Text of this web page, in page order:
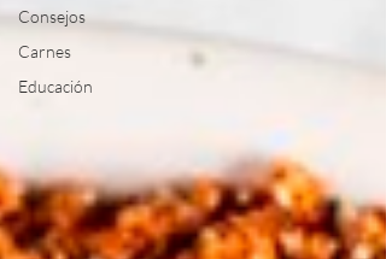
Consejos
Carnes
Educación